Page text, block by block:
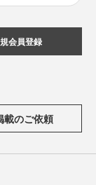
会員登録
載のご依頼